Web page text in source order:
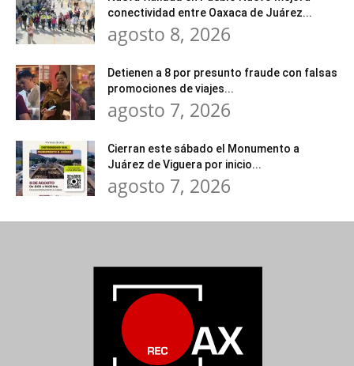
conectividad entre Oaxaca de Juárez...
agosto 8, 2026
Detienen a 8 por presunto fraude con falsas
promociones de viajes...
agosto 7, 2026
Cierran este sábado el Monumento a
Juárez de Viguera por inicio...
agosto 7, 2026